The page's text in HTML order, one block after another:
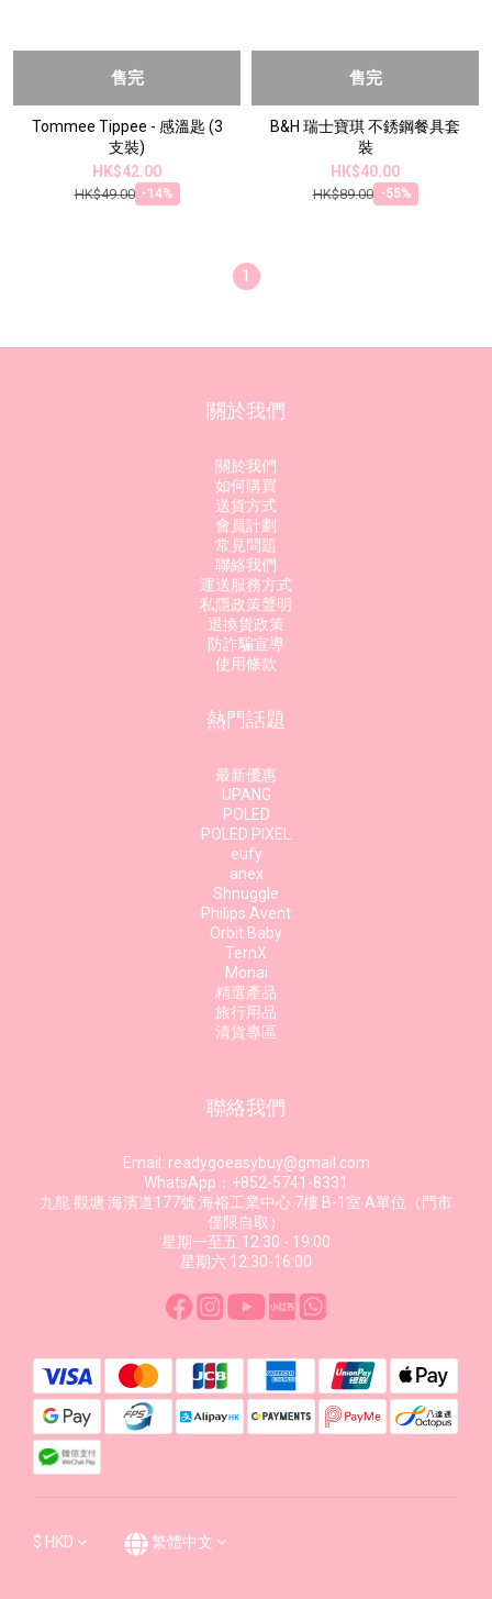
售完
Tommee Tippee - 感溫匙 (3
支裝)
HK$42.00
HK$49.00 -14%
售完
B&H 瑞士寶琪 不銹鋼餐具套
裝
HK$40.00
HK$89.00 -55%
1
關於我們
關於我們
如何購買
送貨方式
會員計劃
常見問題
聯絡我們
運送服務方式
私隱政策聲明
退換貨政策
防詐騙宣導
使用條款
熱門話題
最新優惠
UPANG
POLED
POLED PIXEL
eufy
anex
Shnuggle
Philips Avent
Orbit Baby
TernX
Monai
精選產品
旅行用品
清貨專區
聯絡我們
Email: readygoeasybuy@gmail.com
WhatsApp：+852-5741-8331
九龍 觀塘 海濱道177號 海裕工業中心 7樓 B-1室 A單位（門市
僅限自取）
星期一至五 12:30 - 19:00
星期六 12:30-16:00
$ HKD 繁體中文